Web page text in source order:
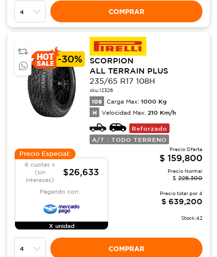
COMPRAR
-30%
SCORPION
ALL TERRAIN PLUS
235/65 R17 108H
sku:12326
108 Carga Max: 1000 Kg
H Velocidad Max: 210 Km/h
Reforzado
A/T : TODO TERRENO
Precio Especial:
6 cuotas x
(sin
intereses)
$26,633
Pagando con:
X unidad
Precio Oferta
$ 159,800
Precio Normal
$ 228,300
Precio total por 4
$ 639,200
Stock:42
COMPRAR